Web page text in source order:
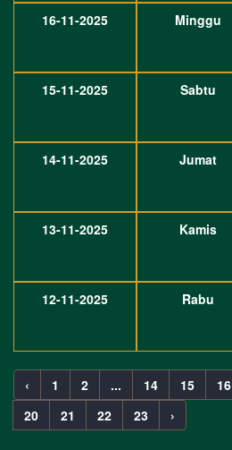
16-11-2025
Minggu
15-11-2025
Sabtu
14-11-2025
Jumat
13-11-2025
Kamis
12-11-2025
Rabu
‹ 1 2 ... 14 15 16
20
21 22 23 ›